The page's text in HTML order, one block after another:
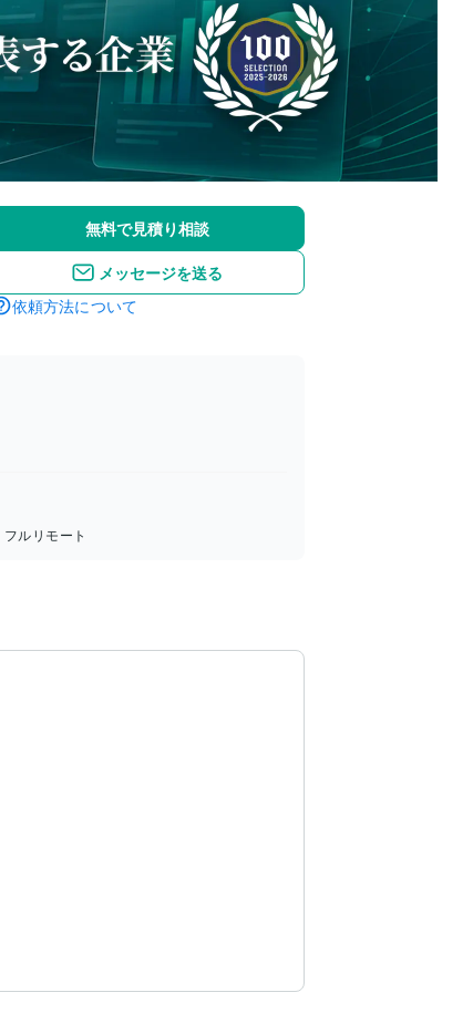
無料で見積り相談
メッセージを送る
依頼方法について
フルリモート